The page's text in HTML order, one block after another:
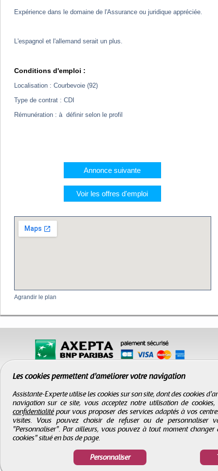
Expérience dans le domaine de l'Assurance ou juridique appréciée.
L'espagnol et l'allemand serait un plus.
Conditions d'emploi :
Localisation : Courbevoie (92)
Type de contrat : CDI
Rémunération : à définir selon le profil
Annonce suivante
Voir les offres d'emploi
Agrandir le plan
CGV -Infos légales -Droits d'auteur
Les cookies permettent d'améliorer votre navigation
Assistante-Experte utilise les cookies sur son site, dont des cookies
navigation sur ce site, vous acceptez notre utilisation de
confidentialitépour vous proposer des services adaptés à vos
visites. Vous pouvez choisir de refuser ou de
"Personnaliser". Par ailleurs, vous pouvez à tout moment
cookies" situé en bas de page.
Personnaliser